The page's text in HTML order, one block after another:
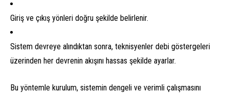
Giriş ve çıkış yönleri doğru şekilde belirlenir.
Sistem devreye alındıktan sonra, teknisyenler debi göstergeleri
üzerinden her devrenin akışını hassas şekilde ayarlar.
Bu yöntemle kurulum, sistemin dengeli ve verimli çalışmasını